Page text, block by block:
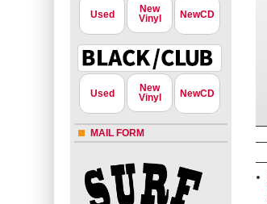
Used
New
Vinyl
NewCD
Used
New
Vinyl
NewCD
MAIL FORM